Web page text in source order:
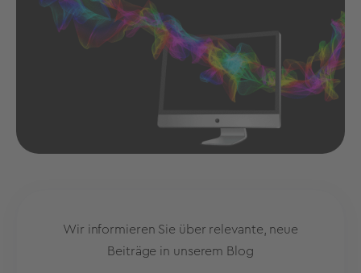
Wir informieren Sie über relevante, neue
Beiträge in unserem Blog